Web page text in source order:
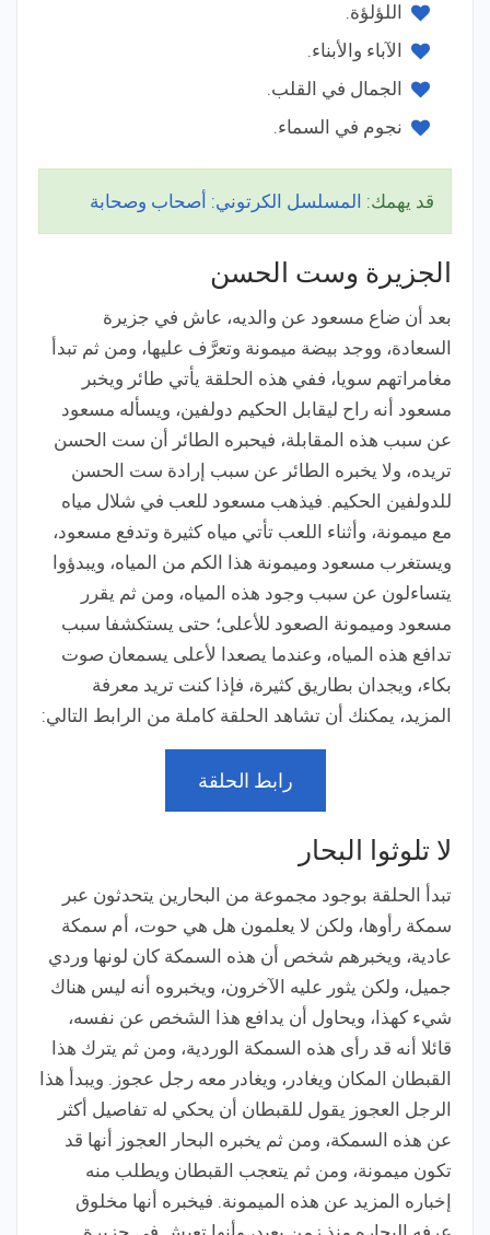
اللؤلؤة.
الآباء والأبناء.
الجمال في القلب.
نجوم في السماء.
قد يهمك: المسلسل الكرتوني: أصحاب وصحابة
الجزيرة وست الحسن
بعد أن ضاع مسعود عن والديه، عاش في جزيرة
السعادة، ووجد بيضة ميمونة وتعرَّف عليها، ومن ثم تبدأ
مغامراتهم سويا، ففي هذه الحلقة يأتي طائر ويخبر
مسعود أنه راح ليقابل الحكيم دولفين، ويسأله مسعود
عن سبب هذه المقابلة، فيحبره الطائر أن ست الحسن
تريده، ولا يخبره الطائر عن سبب إرادة ست الحسن
للدولفين الحكيم. فيذهب مسعود للعب في شلال مياه
مع ميمونة، وأثناء اللعب تأتي مياه كثيرة وتدفع مسعود،
ويستغرب مسعود وميمونة هذا الكم من المياه، ويبدؤوا
يتساءلون عن سبب وجود هذه المياه، ومن ثم يقرر
مسعود وميمونة الصعود للأعلى؛ حتى يستكشفا سبب
تدافع هذه المياه، وعندما يصعدا لأعلى يسمعان صوت
بكاء، ويجدان بطاريق كثيرة، فإذا كنت تريد معرفة
المزيد، يمكنك أن تشاهد الحلقة كاملة من الرابط التالي:
رابط الحلقة
لا تلوثوا البحار
تبدأ الحلقة بوجود مجموعة من البحارين يتحدثون عبر
سمكة رأوها، ولكن لا يعلمون هل هي حوت، أم سمكة
عادية، ويخبرهم شخص أن هذه السمكة كان لونها وردي
جميل، ولكن يثور عليه الآخرون، ويخبروه أنه ليس هناك
شيء كهذا، ويحاول أن يدافع هذا الشخص عن نفسه،
قائلا أنه قد رأى هذه السمكة الوردية، ومن ثم يترك هذا
القبطان المكان ويغادر، ويغادر معه رجل عجوز. ويبدأ هذا
الرجل العجوز يقول للقبطان أن يحكي له تفاصيل أكثر
عن هذه السمكة، ومن ثم يخبره البحار العجوز أنها قد
تكون ميمونة، ومن ثم يتعجب القبطان ويطلب منه
إخباره المزيد عن هذه الميمونة. فيخبره أنها مخلوق